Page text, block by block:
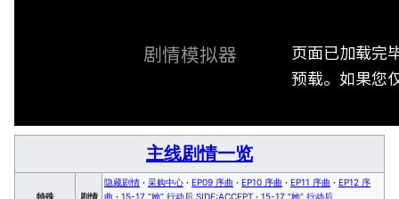
剧情模拟器
页面已加载完
预载。如果您
主线剧情一览
特殊 剧情
隐藏剧情 · 采购中心 · EP09 序曲 · EP10 序曲 · EP11 序曲 · EP12 序
曲 · 15-17 “她” 行动后 SIDE:ACCEPT · 15-17 “她” 行动后